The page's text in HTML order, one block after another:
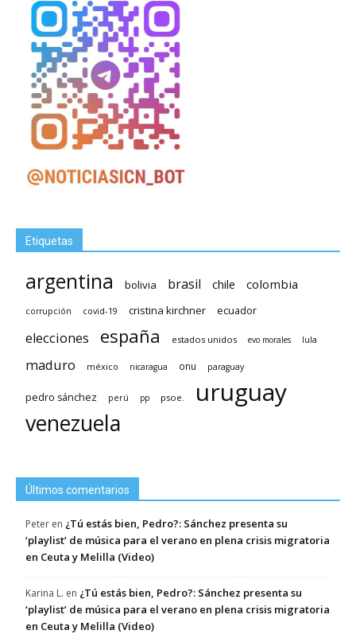
Etiquetas
argentina bolivia brasil chile colombia
corrupción covid-19 cristina kirchner ecuador
elecciones españa estados unidos evo morales lula
maduro méxico nicaragua onu paraguay
pedro sánchez perú pp psoe. uruguay
venezuela
Últimos comentarios
Peter en ¿Tú estás bien, Pedro?: Sánchez presenta su
‘playlist’ de música para el verano en plena crisis migratoria
en Ceuta y Melilla (Video)
Karina L. en ¿Tú estás bien, Pedro?: Sánchez presenta su
‘playlist’ de música para el verano en plena crisis migratoria
en Ceuta y Melilla (Video)